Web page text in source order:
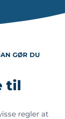
GØR DU
til
regler at